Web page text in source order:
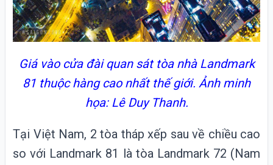
Giá vào cửa đài quan sát tòa nhà Landmark
81 thuộc hàng cao nhất thế giới. Ảnh minh
họa: Lê Duy Thanh.
Tại Việt Nam, 2 tòa tháp xếp sau về chiều cao
so với Landmark 81 là tòa Landmark 72 (Nam